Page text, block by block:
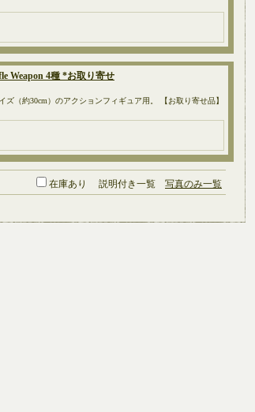
Weapon 4種 *お取り寄せ
ズ（約30cm）のアクションフィギュア用。 【お取り寄せ品】
在庫あり 説明付き一覧 写真のみ一覧